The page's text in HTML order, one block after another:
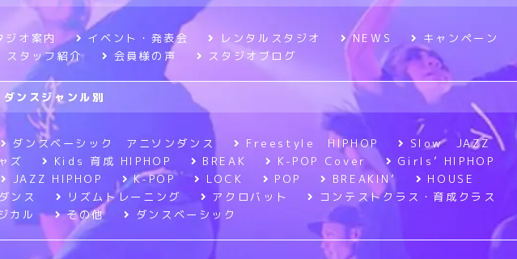
ジオ案内 イベント・発表会 レンタルスタジオ NEWS
キャンペーン
スタッフ紹介 会員様の声 スタジオブログ
ダンスジャンル別
ダンスベーシック アニソンダンス Freestyle HIPHOP
Slow JAZZ
ズ Kids 育成 HIPHOP BREAK K-POP Cover
Girls’ HIPHOP
JAZZ HIPHOP K-POP LOCK POP BREAKIN’
HOUSE
ンス リズムトレーニング アクロバット
コンテストクラス・育成クラス
カル
その他 ダンスベーシック